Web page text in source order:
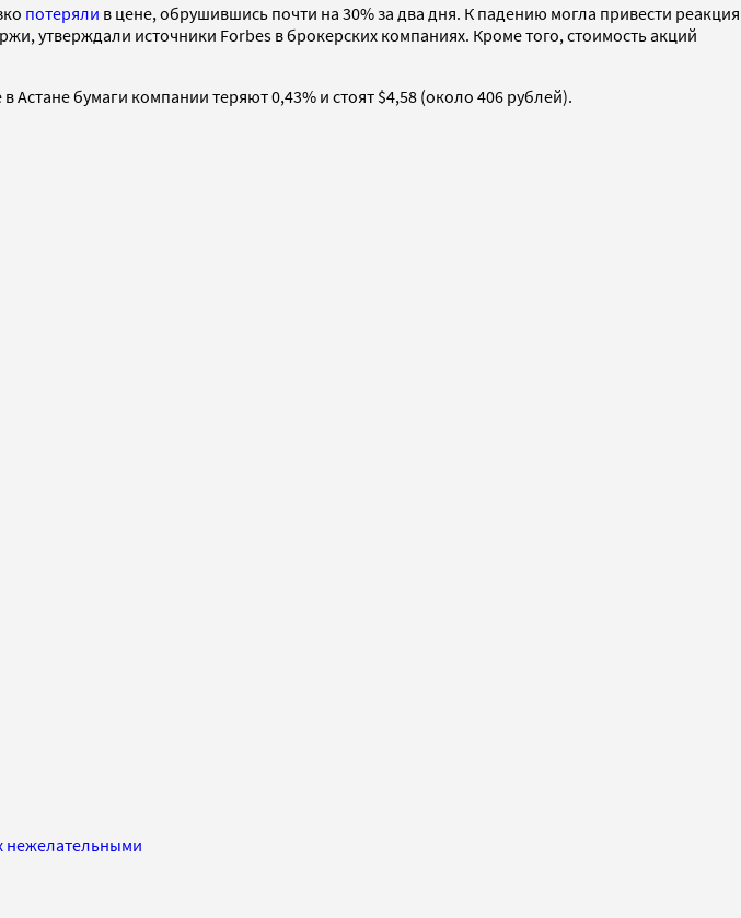
потеряли в цене, обрушившись почти на 30% за два дня. К падению могла привести реакция
утверждали источники Forbes в брокерских компаниях. Кроме того, стоимость акций
Астане бумаги компании теряют 0,43% и стоят $4,58 (около 406 рублей).
нежелательными